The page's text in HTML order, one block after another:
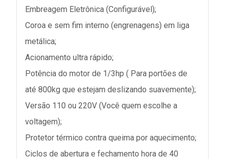
Embreagem Eletrônica (Configurável);
Coroa e sem fim interno (engrenagens) em liga
metálica;
Acionamento ultra rápido;
Potência do motor de 1/3hp ( Para portões de
até 800kg que estejam deslizando suavemente);
Versão 110 ou 220V (Você quem escolhe a
voltagem);
Protetor térmico contra queima por aquecimento;
Ciclos de abertura e fechamento hora de 40